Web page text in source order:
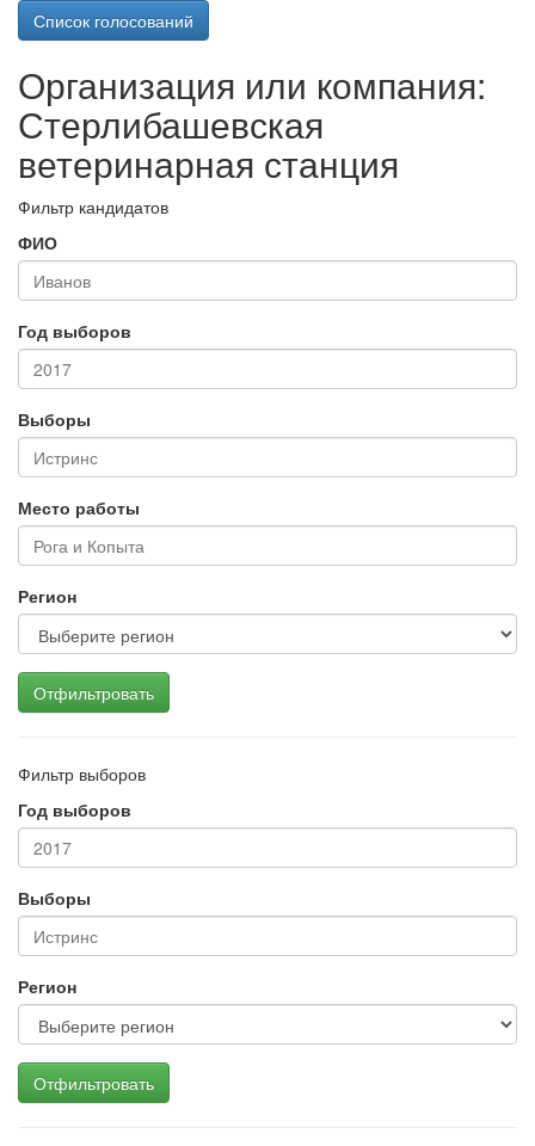
Список голосований
Организация или компания:
Стерлибашевская
ветеринарная станция
Фильтр кандидатов
ФИО
Год выборов
Выборы
Место работы
Регион
Отфильтровать
Фильтр выборов
Год выборов
Выборы
Регион
Отфильтровать